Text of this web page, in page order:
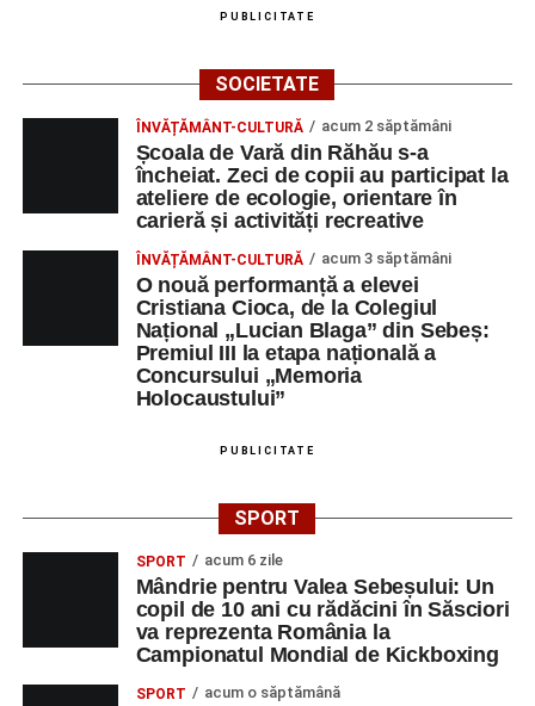
PUBLICITATE
SOCIETATE
ÎNVĂȚĂMÂNT-CULTURĂ acum 2 săptămâni
Școala de Vară din Răhău s-a
încheiat. Zeci de copii au participat la
ateliere de ecologie, orientare în
carieră și activități recreative
ÎNVĂȚĂMÂNT-CULTURĂ acum 3 săptămâni
O nouă performanță a elevei
Cristiana Cioca, de la Colegiul
Național „Lucian Blaga” din Sebeș:
Premiul III la etapa națională a
Concursului „Memoria
Holocaustului”
PUBLICITATE
SPORT
SPORT acum 6 zile
Mândrie pentru Valea Sebeșului: Un
copil de 10 ani cu rădăcini în Săsciori
va reprezenta România la
Campionatul Mondial de Kickboxing
SPORT acum o săptămână